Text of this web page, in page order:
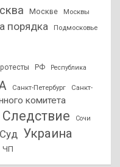
Москве Москвы
порядка Подмосковье
РФ Республика
Санкт-Петербург
Санкт-
комитета
Следствие Сочи
Суд Украина
ЧП